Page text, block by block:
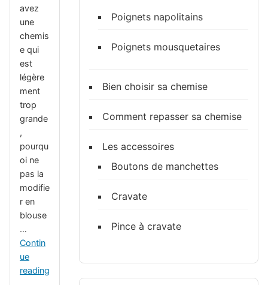
avez
une
chemis
e qui
est
légère
ment
trop
grande
,
pourqu
oi ne
pas la
modifie
r en
blouse
…
Contin
ue
reading
Poignets napolitains
Poignets mousquetaires
Bien choisir sa chemise
Comment repasser sa chemise
Les accessoires
Boutons de manchettes
Cravate
Pince à cravate